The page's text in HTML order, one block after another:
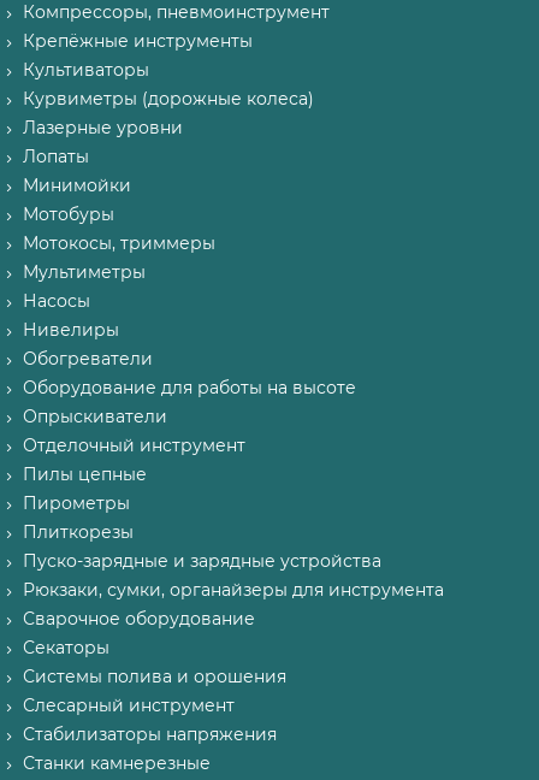
Компрессоры, пневмоинструмент
Крепёжные инструменты
Культиваторы
Курвиметры (дорожные колеса)
Лазерные уровни
Лопаты
Минимойки
Мотобуры
Мотокосы, триммеры
Мультиметры
Насосы
Нивелиры
Обогреватели
Оборудование для работы на высоте
Опрыскиватели
Отделочный инструмент
Пилы цепные
Пирометры
Плиткорезы
Пуско-зарядные и зарядные устройства
Рюкзаки, сумки, органайзеры для инструмента
Сварочное оборудование
Секаторы
Системы полива и орошения
Слесарный инструмент
Стабилизаторы напряжения
Станки камнерезные